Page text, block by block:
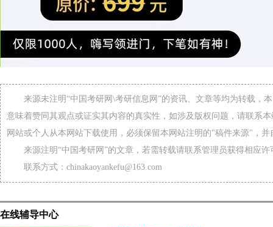
来源未注明“中国考研网\考研信息网”的资讯、文章等均为转载，
意味着赞同其观点或证实其内容的真实性，如涉及版权问题，请联系
网站或个人从本网站下载使用，必须保留本网站注明的"稿件来源"，
来源注明“中国考研网”的文章，若需转载请联系管理员获得相应许
联系方式：chinakaoyankefu@163.com
在线辅导中心